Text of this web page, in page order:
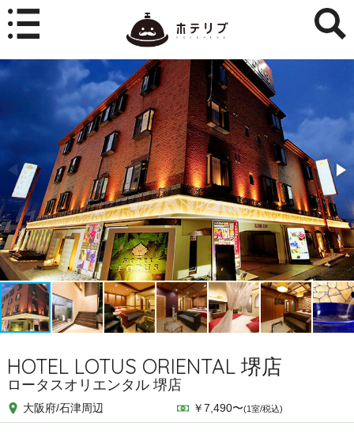
HOTEL LOTUS ORIENTAL 堺店
ロータスオリエンタル 堺店
大阪府/石津周辺 ￥7,490〜(1室/税込)